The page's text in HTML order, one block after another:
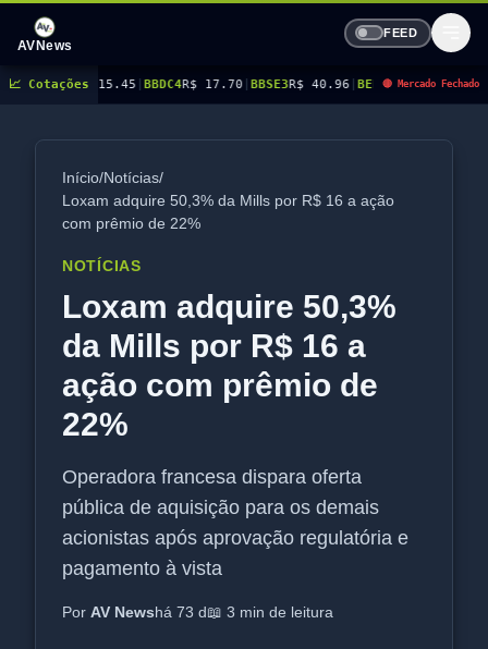
AVNews
FEED
📈 Cotações
15.45|BBDC4R$ 17.70|BBSE3R$ 40.96|BEES3R$ 8.77 |BEES4R$ 9.03|
🔴 Mercado Fechado
Início/Notícias/
Loxam adquire 50,3% da Mills por R$ 16 a ação
com prêmio de 22%
NOTÍCIAS
Loxam adquire 50,3%
da Mills por R$ 16 a
ação com prêmio de
22%
Operadora francesa dispara oferta
pública de aquisição para os demais
acionistas após aprovação regulatória e
pagamento à vista
Por AV Newshá 73 d📖 3 min de leitura